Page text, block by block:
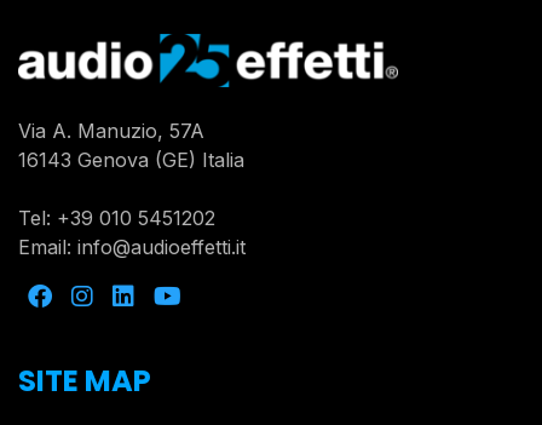
Via A. Manuzio, 57A
16143 Genova (GE) Italia
Tel: +39 010 5451202
Email: info@audioeffetti.it
SITE MAP